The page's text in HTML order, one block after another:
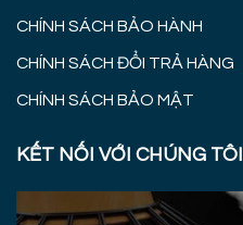
CHÍNH SÁCH BẢO HÀNH
CHÍNH SÁCH ĐỔI TRẢ HÀNG
CHÍNH SÁCH BẢO MẬT
KẾT NỐI VỚI CHÚNG TÔI